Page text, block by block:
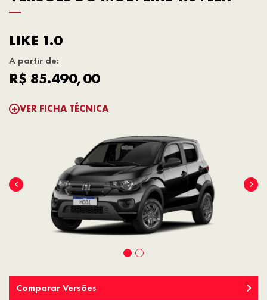
LIKE 1.0
A partir de:
R$ 85.490,00
VER FICHA TÉCNICA
Comparar Versões